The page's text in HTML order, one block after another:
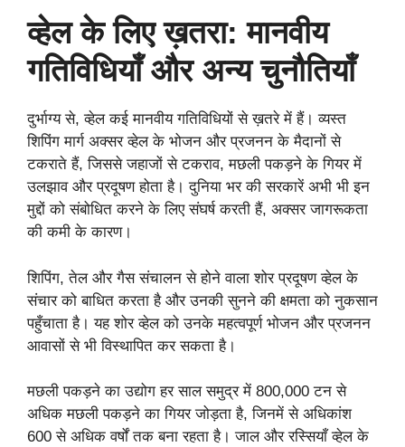
व्हेल के लिए ख़तरा: मानवीय
गतिविधियाँ और अन्य चुनौतियाँ
दुर्भाग्य से, व्हेल कई मानवीय गतिविधियों से ख़तरे में हैं। व्यस्त
शिपिंग मार्ग अक्सर व्हेल के भोजन और प्रजनन के मैदानों से
टकराते हैं, जिससे जहाजों से टकराव, मछली पकड़ने के गियर में
उलझाव और प्रदूषण होता है। दुनिया भर की सरकारें अभी भी इन
मुद्दों को संबोधित करने के लिए संघर्ष करती हैं, अक्सर जागरूकता
की कमी के कारण।
शिपिंग, तेल और गैस संचालन से होने वाला शोर प्रदूषण व्हेल के
संचार को बाधित करता है और उनकी सुनने की क्षमता को नुकसान
पहुँचाता है। यह शोर व्हेल को उनके महत्वपूर्ण भोजन और प्रजनन
आवासों से भी विस्थापित कर सकता है।
मछली पकड़ने का उद्योग हर साल समुद्र में 800,000 टन से
अधिक मछली पकड़ने का गियर जोड़ता है, जिनमें से अधिकांश
600 से अधिक वर्षों तक बना रहता है। जाल और रस्सियाँ व्हेल के